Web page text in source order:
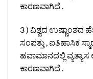
ಕಾರಣವಾಗಿದೆ .
3 ) ವಿಶ್ವದ ಉಷ್ಣಾಂಶದ
ಸಂಪತ್ತು , ಐತಿಹಾಸಿಕ
ಹವಾಮಾನದಲ್ಲಿ
ಕಾರಣವಾಗಿದೆ .